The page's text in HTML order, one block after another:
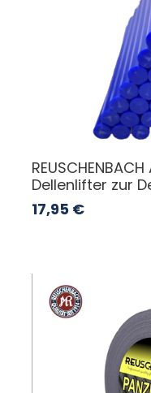
Dellenlifter zur
17,95 €